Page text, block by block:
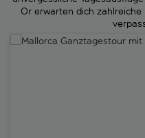
Or erwarten dich zahlreiche
Mallorca Ganztagestour mit